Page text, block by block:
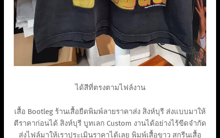
ได้สีที่ตรงตามไฟล์งาน
เสื้อ Bootleg ร้านเสื้อยืดพิมพ์ลายราคาส่ง สิงห์บุรี ส่งแบบมาให้
ตีราคาก่อนได้ สิงห์บุรี บูทเลก Custom งานได้อย่างไร้ขีดจำกัด
ส่งไฟล์มาให้เราประเมินราคาได้เลย พิมพ์เสื้อขาว สกรีนเสื้อ